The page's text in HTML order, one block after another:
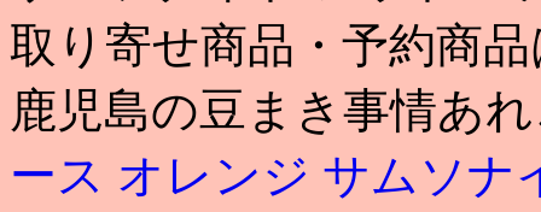
取り寄せ商品・予約商
鹿児島の豆まき事情あ
ース オレンジ サムソナ